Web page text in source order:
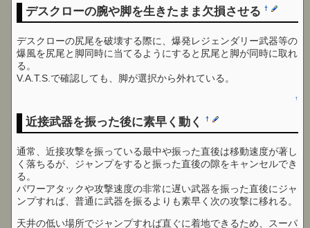
デスクローの腕や脚を生きたまま欠損させる†
デスクローの尻尾を破壊する際に、爆発レジェンダリー武器等の
爆風を尻尾と脚同時に当てるようにすると尻尾と脚が同時に取れ
る。
V.A.T.S.で確認しても、脚が選択から外れている。
↑
近接武器を振った後に素早く動く†
通常、近接攻撃を振っている最中や振った直後は移動速度が著し
く落ちるが、ジャンプをすると振った直後の隙をキャンセルでき
る。
パワーアタックや攻撃速度の非常に遅い武器を振った直後にジャ
ンプすれば、普通に武器を振るよりも素早く次の攻撃に移れる。
天井の低い場所でジャンプすれば直ぐに着地できるため、スーパ